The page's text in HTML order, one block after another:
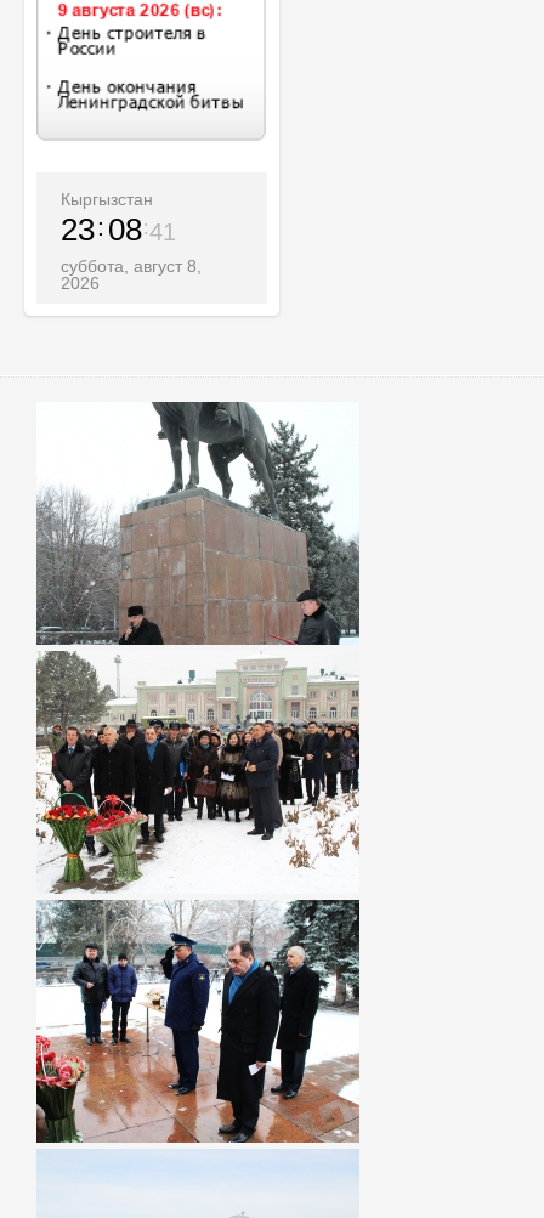
Кыргызстан
23 08 43
суббота, август 8,
2026